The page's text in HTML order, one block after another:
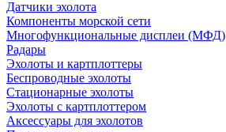
Датчики эхолота
Компоненты морской сети
Многофункциональные дисплеи (МФД)
Радары
Эхолоты и картплоттеры
Беспроводные эхолоты
Стационарные эхолоты
Эхолоты с картплоттером
Аксессуары для эхолотов